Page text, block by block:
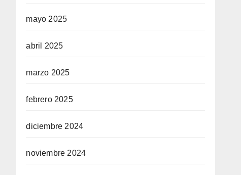
mayo 2025
abril 2025
marzo 2025
febrero 2025
diciembre 2024
noviembre 2024